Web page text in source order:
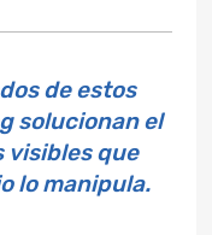
de estos
solucionan el
visibles que
lo manipula.